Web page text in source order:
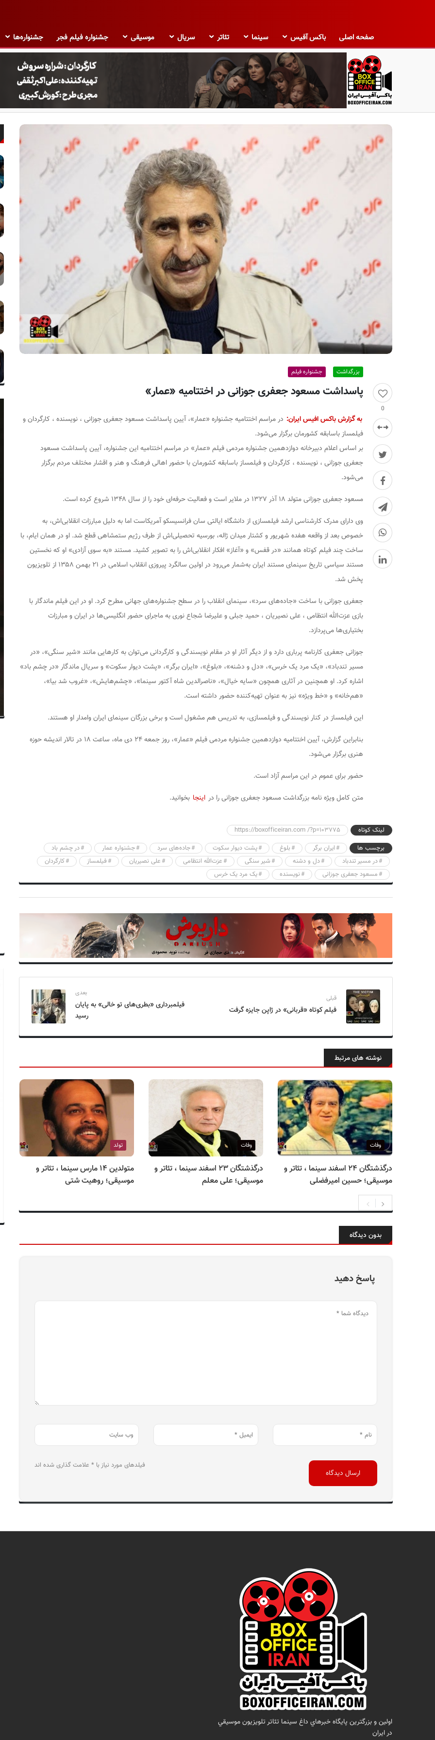
صفحه اصلی باکس آفیس سینما تئاتر سریال موسیقی جشنواره فیلم فجر جشنواره‌ها
ب
0
بزرگداشت جشنواره فیلم
پاسداشت مسعود جعفری جوزانی در اختتامیه «عمار»
به گزارش باکس افیس ایران: در مراسم اختتامیه جشنواره «عمار»، آیین پاسداشت مسعود جعفری جوزانی ، نویسنده ، کارگردان و
فیلمساز باسابقه کشورمان برگزار می‌شود.
بر اساس اعلام دبیرخانه دوازدهمین جشنواره مردمی فیلم «عمار» در مراسم اختتامیه این جشنواره، آیین پاسداشت مسعود
جعفری جوزانی ، نویسنده ، کارگردان و فیلمساز باسابقه کشورمان با حضور اهالی فرهنگ و هنر و اقشار مختلف مردم برگزار
می‌شود.
مسعود جعفری جوزانی متولد ۱۸ آذر
در ملایر است و فعالیت حرفه‌ای خود را از سال ۱۳۴۸ شروع کرده است.
وی دارای مدرک کارشناسی ارشد فیلمسازی از دانشگاه ایالتی سان فرانسیسکو آمریکاست اما به دلیل مبارزات انقلابی‌اش، به
خصوص بعد از واقعه هفده شهریور و کشتار میدان ژاله، بورسیه تحصیلی‌اش از طرف رژیم ستمشاهی قطع شد. او در همان ایام، با
ساخت چند فیلم کوتاه همانند «در قفس» و «آغاز» افکار انقلابی‌اش را به تصویر کشید. مستند «به سوی آزادی» او که نخستین
مستند سیاسی تاریخ سینمای مستند ایران به‌شمار می‌رود در اولین سالگرد پیروزی انقلاب اسلامی در ۲۱ بهمن
از تلویزیون
پخش شد.
جعفری جوزانی با ساخت «جاده‌های سرد»، سینمای انقلاب را در سطح جشنواره‌های جهانی مطرح کرد. او در این فیلم ماندگار با
بازی عزت‌الله انتظامی ، علی نصیریان ، حمید جبلی و علیرضا شجاع نوری به ماجرای حضور انگلیسی‌ها در ایران و مبارزات
بختیاری‌ها می‌پردازد.
جوزانی جعفری کارنامه پرباری دارد و از دیگر آثار او در مقام نویسندگی و کارگردانی می‌توان به کارهایی مانند «شیر سنگی»، «در
مسیر تندباد»، «یک مرد یک خرس»، «دل و دشنه»، «بلوغ»، «ایران برگر»، «پشت دیوار سکوت» و سریال ماندگار «در چشم باد»
اشاره کرد. او همچنین در آثاری همچون «سایه خیال»، «ناصرالدین شاه آکتور سینما»، «چشم‌هایش»، «غروب شد بیا»،
«هم‌خانه» و «خط ویژه» نیز به عنوان تهیه‌کننده حضور داشته است.
این فیلمساز در کنار نویسندگی و فیلمسازی، به تدریس هم مشغول است و برخی بزرگان سینمای ایران وامدار او هستند.
بنابراین گزارش، آیین اختتامیه دوازدهمین جشنواره مردمی فیلم «عمار»، روز جمعه ۲۴ دی ماه، ساعت ۱۸ در تالار اندیشه حوزه
هنری برگزار می‌شود.
حضور برای عموم در این مراسم آزاد است.
متن کامل ویژه نامه بزرگداشت مسعود جعفری جوزانی را در اینجا بخوانید.
لینک کوتاه
https://boxofficeiran.com /?p=103775
برچسب ها
ایران برگر بلوغ پشت دیوار سکوت جاده‌های سرد جشنواره عمار
در چشم باد
در مسیر تندباد
دل و دشنه شیر سنگی عزت‌الله انتظامی علی نصیریان فیلمساز
کارگردان
مسعود جعفری جوزانی
نویسنده یک مرد یک خرس
قبلی
فیلم کوتاه «قربانی» در ژاپن جایزه گرفت
بعدی
فیلمبرداری «بطری‌های تو خالی» به پایان
رسید
نوشته های مرتبط
وفات
درگذشتگان ۲۴ اسفند سینما ، تئاتر و
موسیقی؛ حسین امیرفضلی
وفات
درگذشتگان ۲۳ اسفند سینما ، تئاتر و
موسیقی؛ علی معلم
تولد
متولدین ۱۴ مارس سینما ، تئاتر و
موسیقی؛ روهیت شتی
بدون دیدگاه
پاسخ دهید
فیلدهای مورد نیاز با * علامت گذاری شده اند
اولين و بزرگترين پايگاه خبرهاي داغ سينما تئاتر تلويزيون موسيقي
در ايران